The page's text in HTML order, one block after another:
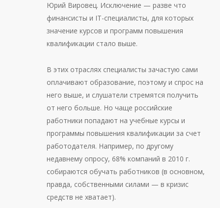
Юрий Вировец. Исключение — разве что
финансисты и IT-специалисты, для которых
значение курсов и программ повышения
квалификации стало выше.
В этих отраслях специалисты зачастую сами
оплачивают образование, поэтому и спрос на
него выше, и слушатели стремятся получить
от него больше. Но чаще российские
работники попадают на учебные курсы и
программы повышения квалификации за счет
работодателя. Например, по другому
недавнему опросу, 68% компаний в 2010 г.
собираются обучать работников (в основном,
правда, собственными силами — в кризис
средств не хватает).